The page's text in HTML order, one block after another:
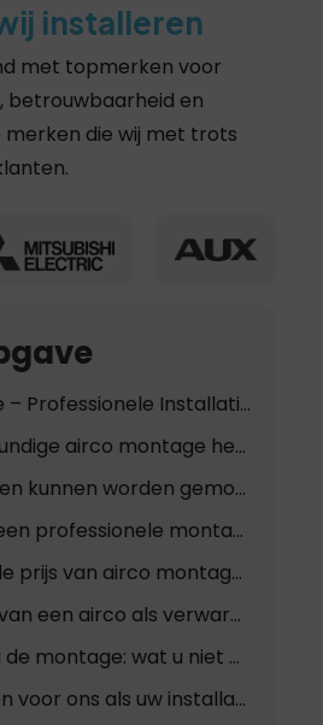
installeren
met topmerken voor
en
die wij met trots
Installatie van Uw Airconditioningsysteem
airco montage het verschil maakt
worden gemonteerd?
montage stap voor stap?
prijs van airco montage?
airco als verwarmingssysteem
wat u niet mag vergeten
ons als uw installatiebedrijf?